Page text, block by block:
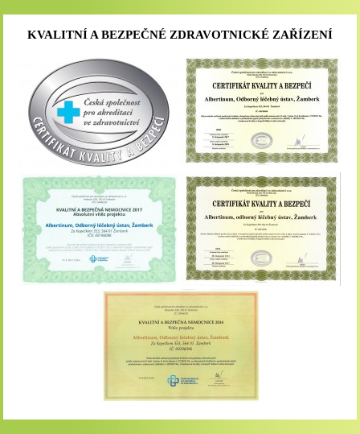
KVALITNÍ A BEZPEČNÉ ZDRAVOTNICKÉ ZAŘÍZENÍ